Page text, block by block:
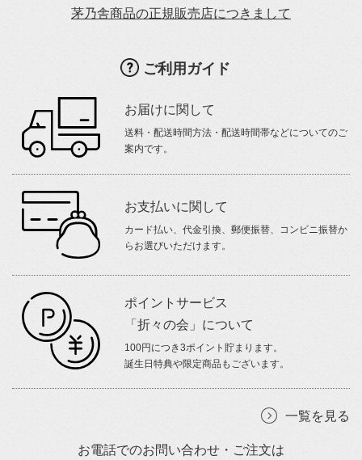
茅乃舎商品の正規販売店につきまして
ご利用ガイド
お届けに関して
送料・配送時間方法・配送時間帯などについてのご
案内です。
お支払いに関して
カード払い、代金引換、郵便振替、コンビニ振替か
らお選びいただけます。
ポイントサービス
「折々の会」について
100円につき3ポイント貯まります。
誕生日特典や限定商品もございます。
一覧を見る
お電話でのお問い合わせ・ご注文は